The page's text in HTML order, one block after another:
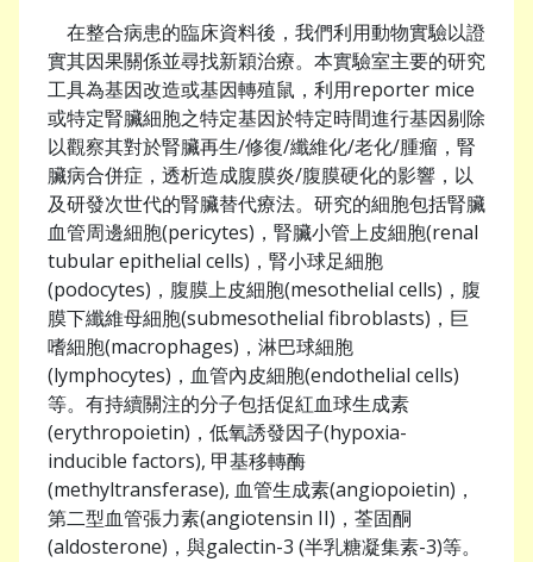
在整合病患的臨床資料後，我們利用動物實驗以證
實其因果關係並尋找新穎治療。本實驗室主要的研究
工具為基因改造或基因轉殖鼠，利用reporter mice
或特定腎臟細胞之特定基因於特定時間進行基因剔除
以觀察其對於腎臟再生/修復/纖維化/老化/腫瘤，腎
臟病合併症，透析造成腹膜炎/腹膜硬化的影響，以
及研發次世代的腎臟替代療法。研究的細胞包括腎臟
血管周邊細胞(pericytes)，腎臟小管上皮細胞(renal
tubular epithelial cells)，腎小球足細胞
(podocytes)，腹膜上皮細胞(mesothelial cells)，腹
膜下纖維母細胞(submesothelial fibroblasts)，巨
嗜細胞(macrophages)，淋巴球細胞
(lymphocytes)，血管內皮細胞(endothelial cells)
等。有持續關注的分子包括促紅血球生成素
(erythropoietin)，低氧誘發因子(hypoxia-
inducible factors), 甲基移轉酶
(methyltransferase), 血管生成素(angiopoietin)，
第二型血管張力素(angiotensin II)，荃固酮
(aldosterone)，與galectin-3 (半乳糖凝集素-3)等。